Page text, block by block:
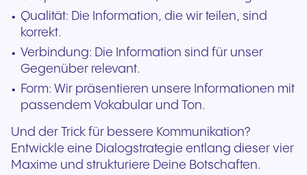
Qualität: Die Information, die wir teilen, sind
korrekt.
Verbindung: Die Information sind für unser
Gegenüber relevant.
Form: Wir präsentieren unsere Informationen mit
passendem Vokabular und Ton.
Und der Trick für bessere Kommunikation?
Entwickle eine Dialogstrategie entlang dieser vier
Maxime und strukturiere Deine Botschaften.